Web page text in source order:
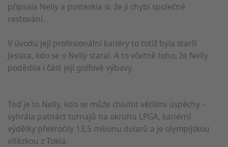
připsala Nelly a posteskla si, že jí chybí společné
cestování.
V úvodu její profesionální kariéry to totiž byla starší
Jessica, kdo se o Nelly staral. A to včetně toho, že Nelly
podědila i část její golfové výbavy.
Teď je to Nelly, kdo se může chlubit většími úspěchy –
vyhrála patnáct turnajů na okruhu LPGA, kariérní
výdělky překročily 13,5 milionu dolarů a je olympijskou
vítězkou z Tokia.